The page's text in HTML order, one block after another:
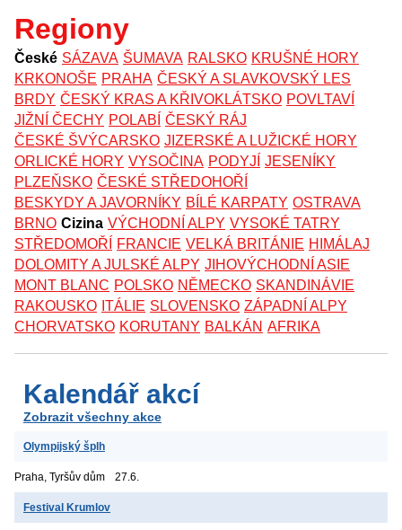
Regiony
České SÁZAVA ŠUMAVA RALSKO KRUŠNÉ HORY
KRKONOŠE PRAHA ČESKÝ A SLAVKOVSKÝ LES
BRDY ČESKÝ KRAS A KŘIVOKLÁTSKO POVLTAVÍ
JIŽNÍ ČECHY POLABÍ ČESKÝ RÁJ
ČESKÉ ŠVÝCARSKO JIZERSKÉ A LUŽICKÉ HORY
ORLICKÉ HORY VYSOČINA PODYJÍ JESENÍKY
PLZEŇSKO ČESKÉ STŘEDOHOŘÍ
BESKYDY A JAVORNÍKY BÍLÉ KARPATY OSTRAVA
BRNO Cizina VÝCHODNÍ ALPY VYSOKÉ TATRY
STŘEDOMOŘÍ
FRANCIE VELKÁ BRITÁNIE HIMÁLAJ
DOLOMITY A JULSKÉ ALPY JIHOVÝCHODNÍ ASIE
MONT BLANC POLSKO NĚMECKO SKANDINÁVIE
RAKOUSKO ITÁLIE SLOVENSKO ZÁPADNÍ ALPY
CHORVATSKO KORUTANY BALKÁN AFRIKA
Kalendář akcí
Zobrazit všechny akce
Olympijský šplh
Praha, Tyršův dům 27.6.
Festival Krumlov